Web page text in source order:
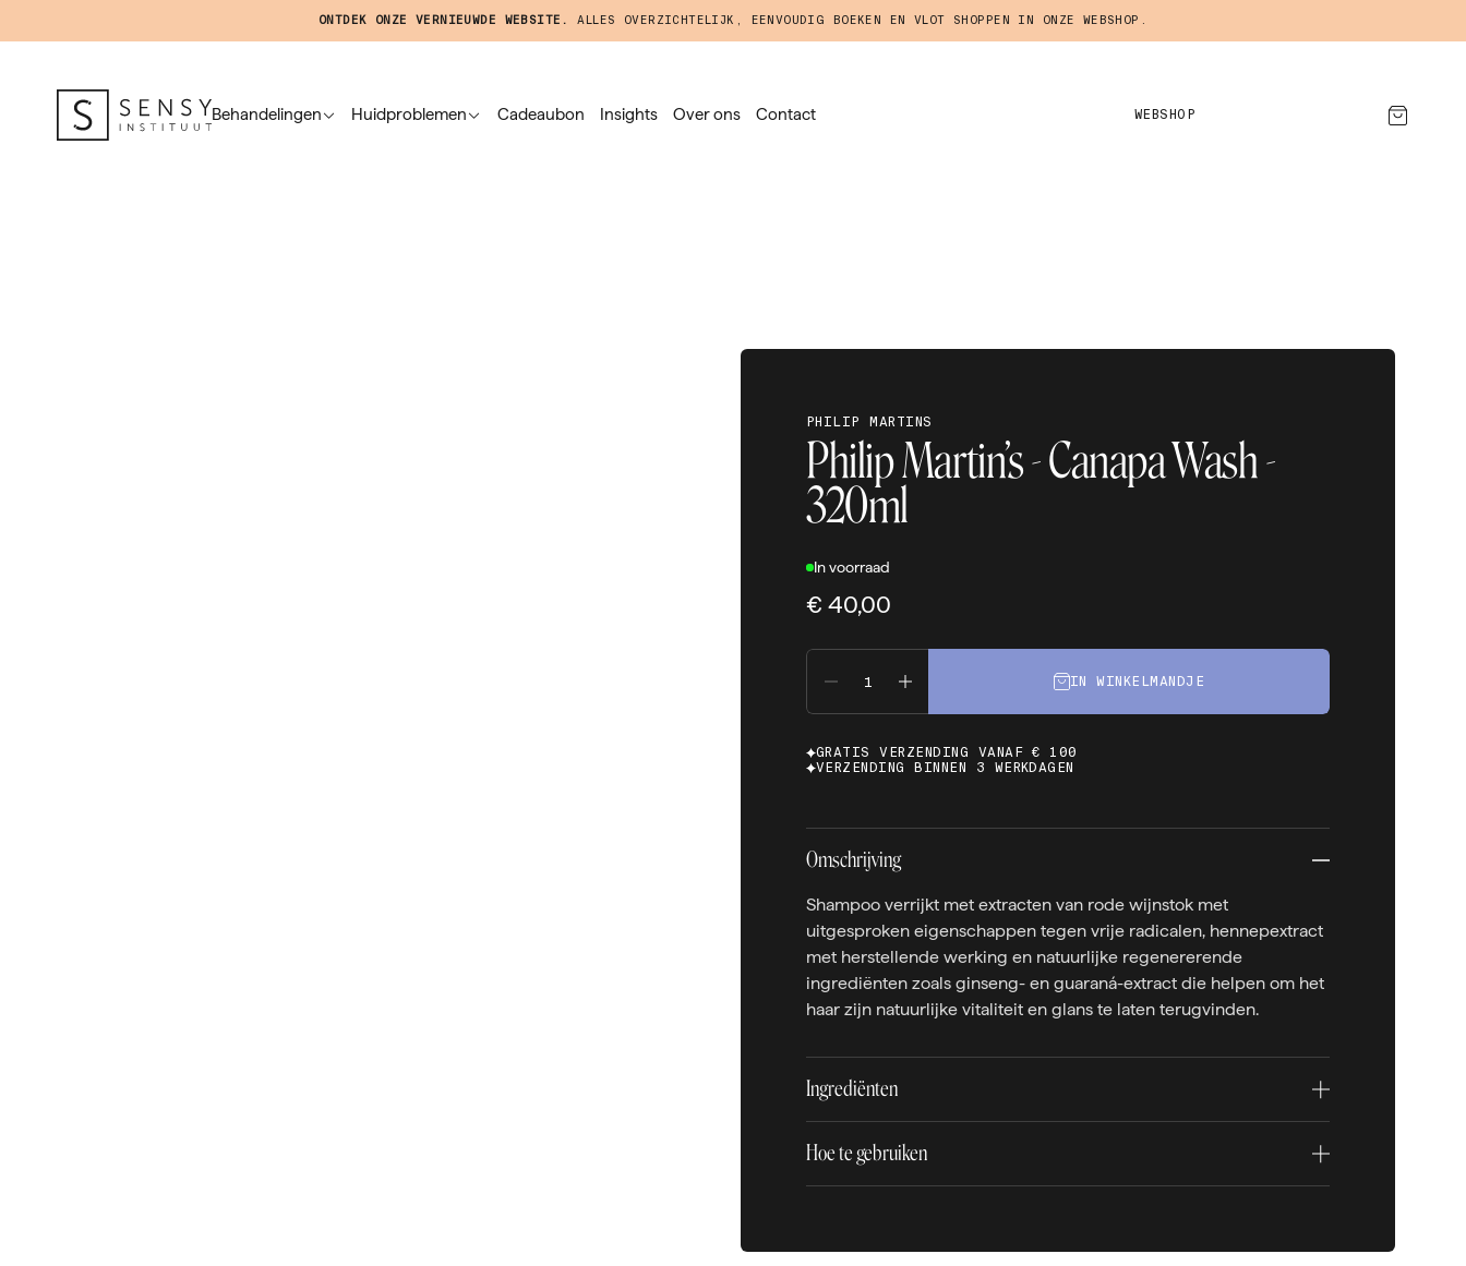
ONTDEK ONZE VERNIEUWDE WEBSITE. ALLES OVERZICHTELIJK, EENVOUDIG BOEKEN EN VLOT SHOPPEN IN ONZE WEBSHOP.
Behandelingen Huidproblemen Cadeaubon Insights Over ons Contact WEBSHOP
PHILIP MARTINS
Philip Martin’s - Canapa Wash -
320ml
In voorraad
€ 40,00
IN WINKELMANDJE
GRATIS VERZENDING VANAF € 100
VERZENDING BINNEN 3 WERKDAGEN
Omschrijving
Shampoo verrijkt met extracten van rode wijnstok met
uitgesproken eigenschappen tegen vrije radicalen, hennepextract
met herstellende werking en natuurlijke regenererende
ingrediënten zoals ginseng- en guaraná-extract die helpen om het
haar zijn natuurlijke vitaliteit en glans te laten terugvinden.
Ingrediënten
Hoe te gebruiken